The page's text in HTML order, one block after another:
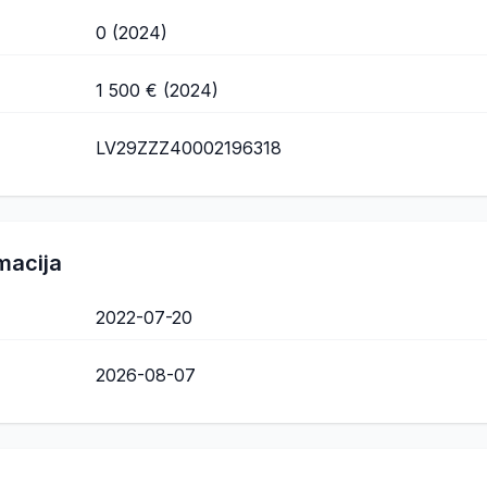
0 (2024)
1 500 € (2024)
LV29ZZZ40002196318
2022-07-20
2026-08-07